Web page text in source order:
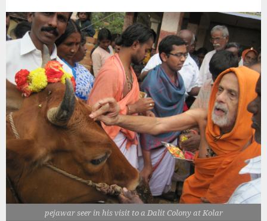
pejawar seer in his visit to a Dalit Colony at Kolar